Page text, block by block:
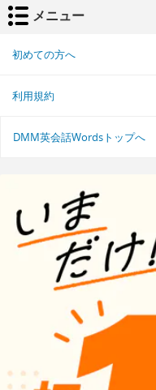
メニュー
初めての方へ
利用規約
DMM英会話Wordsトップへ